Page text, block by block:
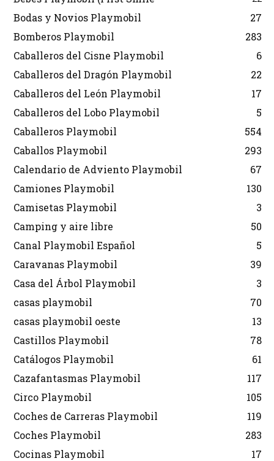
Bodas y Novios Playmobil
27
Bomberos Playmobil
283
Caballeros del Cisne Playmobil
6
Caballeros del Dragón Playmobil
22
Caballeros del León Playmobil
17
Caballeros del Lobo Playmobil
5
Caballeros Playmobil
554
Caballos Playmobil
293
Calendario de Adviento Playmobil
67
Camiones Playmobil
130
Camisetas Playmobil
3
Camping y aire libre
50
Canal Playmobil Español
5
Caravanas Playmobil
39
Casa del Árbol Playmobil
3
casas playmobil
70
casas playmobil oeste
13
Castillos Playmobil
78
Catálogos Playmobil
61
Cazafantasmas Playmobil
117
Circo Playmobil
105
Coches de Carreras Playmobil
119
Coches Playmobil
283
Cocinas Playmobil
17